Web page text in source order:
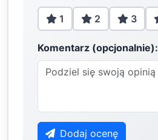
1 2 3
Komentarz (opcjonalnie):
Dodaj ocenę